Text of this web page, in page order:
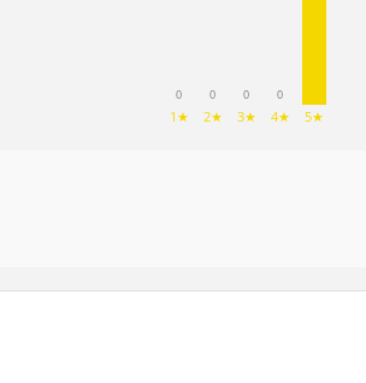
0
1★
0
2★
0
3★
0
4★ 5★